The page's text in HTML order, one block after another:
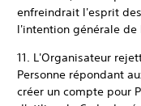
enfreindrait l'esprit
l'intention générale de
11. L'Organisateur
Personne répondant
créer un compte pour